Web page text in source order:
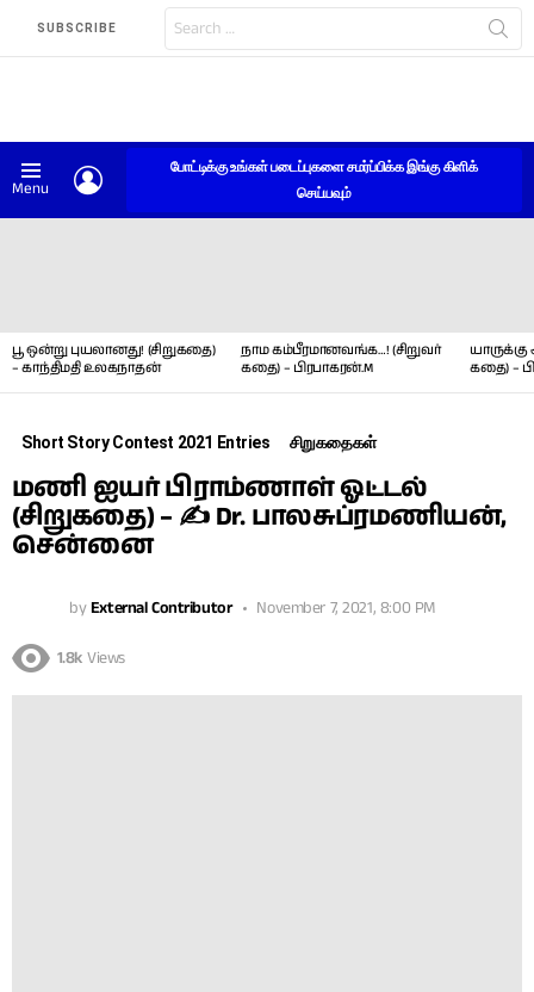
SUBSCRIBE
for:
Menu
போட்டிக்கு உங்கள் படைப்புகளை சமர்ப்பிக்க இங்கு கிளிக்
செய்யவும்
பூ ஒன்று புயலானது! (சிறுகதை)
– காந்திமதி உலகநாதன்
நாம கம்பீரமானவங்க…! (சிறுவர்
கதை) – பிரபாகரன்.M
யாருக்கு
கதை) –
Short Story Contest 2021 Entries சிறுகதைகள்
மணி ஐயர் பிராம்ணாள் ஓட்டல்
(சிறுகதை) – ✍ Dr. பாலசுப்ரமணியன்,
சென்னை
byExternal Contributor November 7, 2021, 8:00 PM
1.8k Views